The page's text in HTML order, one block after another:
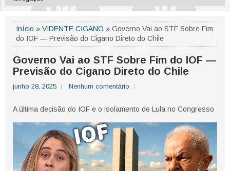
Início » VIDENTE CIGANO » Governo Vai ao STF Sobre Fim
do IOF — Previsão do Cigano Direto do Chile
Governo Vai ao STF Sobre Fim do IOF —
Previsão do Cigano Direto do Chile
junho 28, 2025 Nenhum comentário
A última decisão do IOF e o isolamento de Lula no Congresso